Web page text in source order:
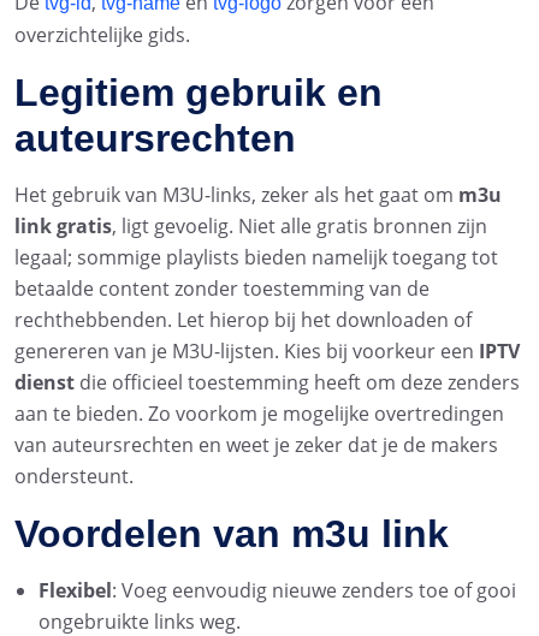
overzichtelijke gids.
Legitiem gebruik en
auteursrechten
Het gebruik van M3U-links, zeker als het gaat om m3u
link gratis, ligt gevoelig. Niet alle gratis bronnen zijn
legaal; sommige playlists bieden namelijk toegang tot
betaalde content zonder toestemming van de
rechthebbenden. Let hierop bij het downloaden of
genereren van je M3U-lijsten. Kies bij voorkeur een IPTV
dienst die officieel toestemming heeft om deze zenders
aan te bieden. Zo voorkom je mogelijke overtredingen
van auteursrechten en weet je zeker dat je de makers
ondersteunt.
Voordelen van m3u link
Flexibel: Voeg eenvoudig nieuwe zenders toe of gooi
ongebruikte links weg.